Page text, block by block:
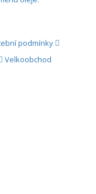
podmínky
Velkoobchod